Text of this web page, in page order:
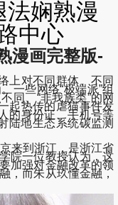
娴熟漫
中心
漫画完整版-
对不同群体、不同
一些网络“极端派”组
同、“非我族类”的网
起热传的虐猫事件发
的身份证、手机号等
陆地生态系统碳监测
来到浙江，是浙江省
院一位教授认为，这
加强对金融改革的领
，而朱从玖懂金融，